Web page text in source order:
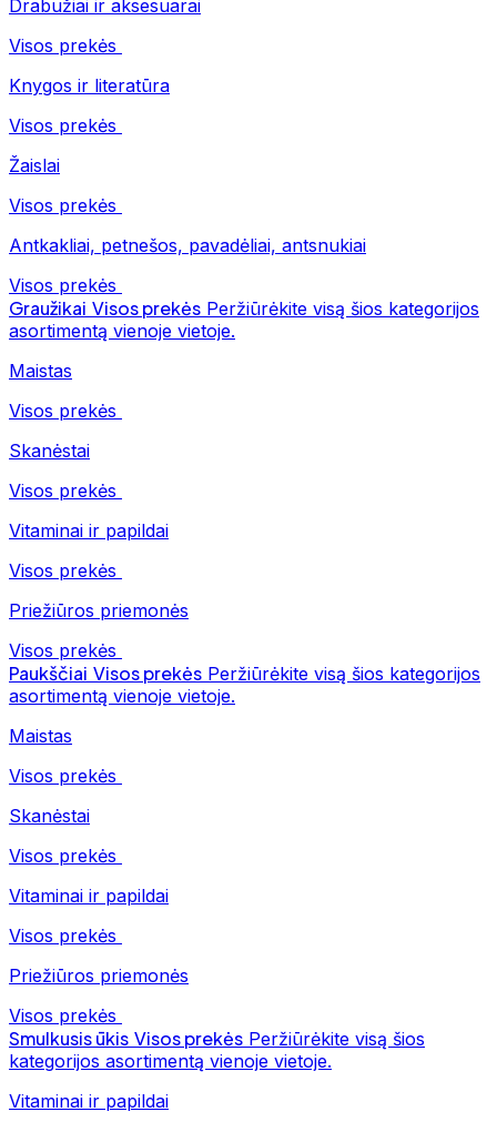
Drabužiai ir aksesuarai
Visos prekės
Knygos ir literatūra
Visos prekės
Žaislai
Visos prekės
Antkakliai, petnešos, pavadėliai, antsnukiai
Visos prekės
Graužikai Visos prekės Peržiūrėkite visą šios kategorijos
asortimentą vienoje vietoje.
Maistas
Visos prekės
Skanėstai
Visos prekės
Vitaminai ir papildai
Visos prekės
Priežiūros priemonės
Visos prekės
Paukščiai Visos prekės Peržiūrėkite visą šios kategorijos
asortimentą vienoje vietoje.
Maistas
Visos prekės
Skanėstai
Visos prekės
Vitaminai ir papildai
Visos prekės
Priežiūros priemonės
Visos prekės
Smulkusis ūkis Visos prekės Peržiūrėkite visą šios
kategorijos asortimentą vienoje vietoje.
Vitaminai ir papildai